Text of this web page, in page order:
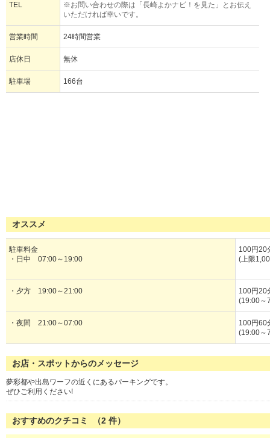
TEL
※お問い合わせの際は「長崎よかナビ！を見た」とお伝え
いただければ幸いです。
営業時間 24時間営業
店休日 無休
駐車場 166台
オススメ
駐車料金
・日中 07:00～19:00
100円20
(上限
・夕方 19:00～21:00
100円20
(19:00
・夜間 21:00～07:00
100円60
(19:00
お店・スポットからのメッセージ
夢彩都や出島ワーフの近くにあるパーキングです。
ぜひご利用ください!
おすすめのクチコミ （2 件）